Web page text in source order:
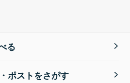
る
ポストをさがす